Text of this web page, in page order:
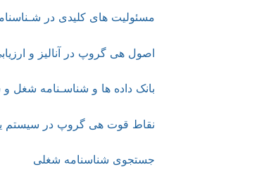
مسئولیت های کلیدی در
اصول هی گروپ در آنالیز و
بانک داده ها و شناسـنامه
نقاط قوت هی گروپ در سیستم
جستجوی شناسنامه شغلی